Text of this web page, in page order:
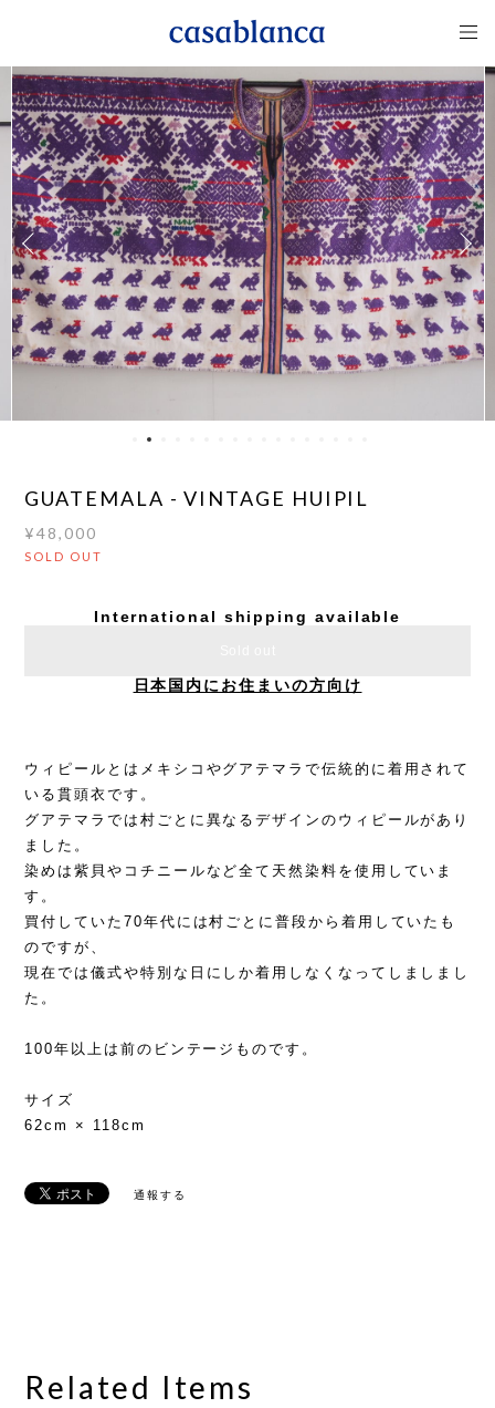
GUATEMALA - VINTAGE HUIPIL
¥48,000
SOLD OUT
International shipping available
日本国内にお住まいの方向け
ウィピールとはメキシコやグアテマラで伝統的に着用されて
いる貫頭衣です。
グアテマラでは村ごとに異なるデザインのウィピールがあり
ました。
染めは紫貝やコチニールなど全て天然染料を使用していま
す。
買付していた70年代には村ごとに普段から着用していたも
のですが、
現在では儀式や特別な日にしか着用しなくなってしましまし
た。
100年以上は前のビンテージものです。
サイズ
62cm × 118cm
通報する
Related Items